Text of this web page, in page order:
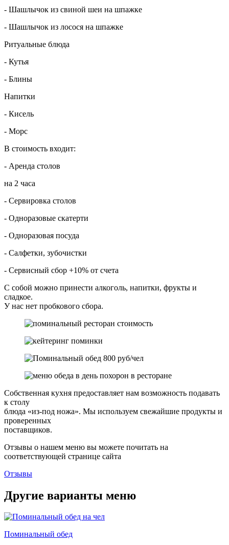
- Шашлычок из свиной шеи на шпажке
- Шашлычок из лосося на шпажке
Ритуальные блюда
- Кутья
- Блины
Напитки
- Кисель
- Морс
В стоимость входит:
- Аренда столов
на 2 часа
- Сервировка столов
- Одноразовые скатерти
- Одноразовая посуда
- Салфетки, зубочистки
- Сервисный сбор +10% от счета
С собой можно принести алкоголь, напитки, фрукты и
сладкое.
У нас нет пробкового сбора.
Собственная кухня предоставляет нам возможность подавать
к столу
блюда «из-под ножа». Мы используем свежайшие продукты и
проверенных
поставщиков.
Отзывы о нашем меню вы можете почитать на
соответствующей странице сайта
Отзывы
Другие варианты меню​
Поминальный обед